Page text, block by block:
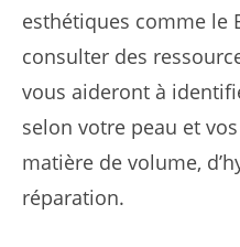
esthétiques comme le
consulter des
vous aideront à
selon votre peau et
matière de volume,
réparation.